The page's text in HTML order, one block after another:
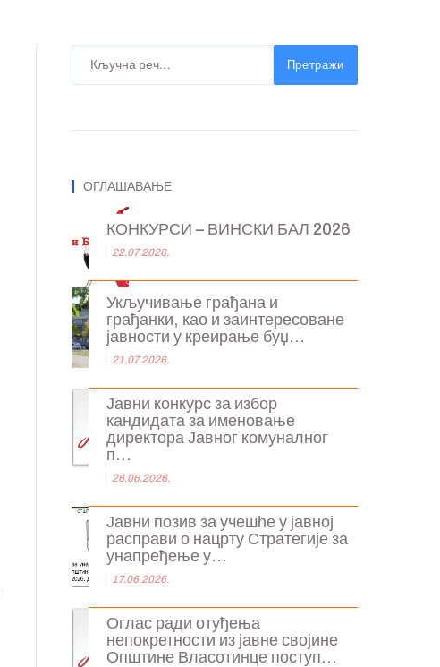
Претражи
ОГЛАШАВАЊЕ
КОНКУРСИ – ВИНСКИ БАЛ 2026
22.07.2026.
Укључивање грађана и
грађанки, као и заинтересоване
јавности у креирање буџ...
21.07.2026.
Јавни конкурс за избор
кандидата за именовање
директора Јавног комуналног
п...
26.06.2026.
Јавни позив за учешће у јавној
расправи о нацрту Стратегије за
унапређење у...
17.06.2026.
Оглас ради отуђења
непокретности из јавне својине
Општине Власотинце поступ...